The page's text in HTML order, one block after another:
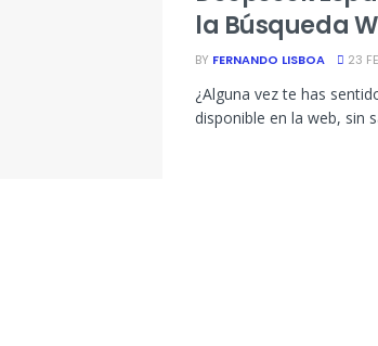
la Búsqueda
BY FERNANDO LISBOA 23
¿Alguna vez te has
disponible en la web, sin